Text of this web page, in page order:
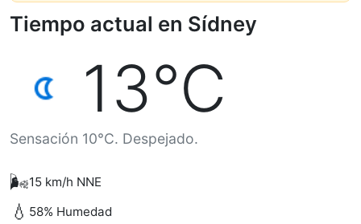
Tiempo actual en Sídney
13°C
Sensación 10°C. Despejado.
🌬️15 km/h NNE
💧 58% Humedad